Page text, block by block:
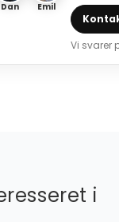
Dan Emil
Vi svarer
i